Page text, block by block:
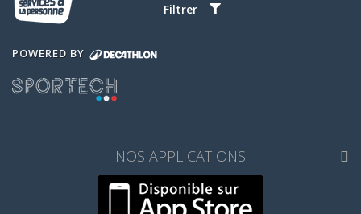
Filtrer
POWERED BY
NOS APPLICATIONS